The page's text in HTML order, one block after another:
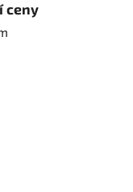
ceny